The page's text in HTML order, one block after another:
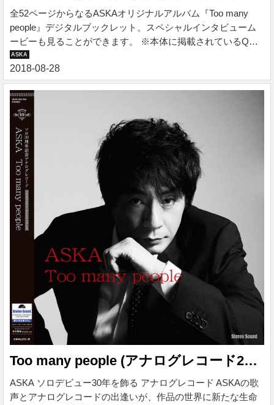
全52ページからなるASKAオリジナルアルバム『Too many
people』デジタルブックレット。スペシャルインタビューム
ービーも見ることができます。 ※本体に掲載されているQR
コードの読み取りが必要となります。 アーティスト ASKA 発
売日 2018/2/28 レーベル DADA label 価格 ¥ 800 税込 ※ご購入
手続きは下記バナーよりお進みください。 『Too many
people』デジタルブックレット 全52ページからなるASKAオ
リジナルアルバム『Too many people』デジタルブックレッ
ト。スペシャルインタビュームービーも見ることができま
す。 ※本体に...
Too many people (アナログレコード2枚組)
ASKA ソロデビュー30年を飾る アナログレコード ASKAの歌
声とアナログレコードの出逢いが、作品の世界に新たな生命